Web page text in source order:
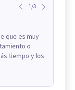
1/3
que es muy
o
tiempo y los